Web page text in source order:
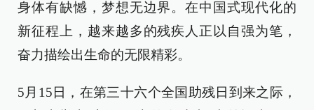
身体有缺憾，梦想无边界。在中国式现代化的
新征程上，越来越多的残疾人正以自强为笔，
奋力描绘出生命的无限精彩。
5月15日，在第三十六个全国助残日到来之际，